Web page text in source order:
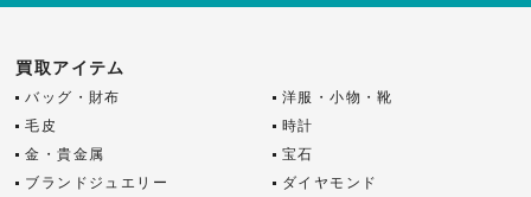
買取アイテム
バッグ・財布
洋服・小物・靴
毛皮
時計
金・貴金属
宝石
ブランドジュエリー
ダイヤモンド